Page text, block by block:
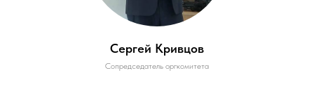
Сергей Кривцов
Сопредседатель оргкомитета